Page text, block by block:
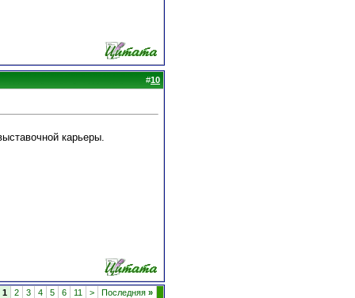
#10
карьеры.
1 2 3 4 5 6 11 > Последняя »